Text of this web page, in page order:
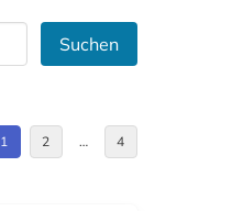
Suchen
1 2 … 4